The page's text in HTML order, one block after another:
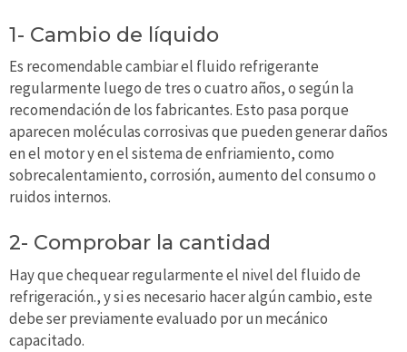
1- Cambio de líquido
Es recomendable cambiar el fluido refrigerante
regularmente luego de tres o cuatro años, o según la
recomendación de los fabricantes. Esto pasa porque
aparecen moléculas corrosivas que pueden generar daños
en el motor y en el sistema de enfriamiento, como
sobrecalentamiento, corrosión, aumento del consumo o
ruidos internos.
2- Comprobar la cantidad
Hay que chequear regularmente el nivel del fluido de
refrigeración., y si es necesario hacer algún cambio, este
debe ser previamente evaluado por un mecánico
capacitado.